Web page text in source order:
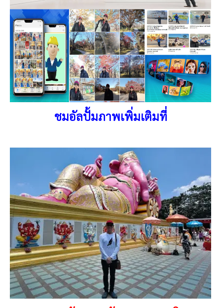
ชมอัลปั้มภาพเพิ่มเติมที่